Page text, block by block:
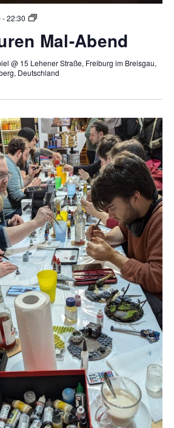
-22:30
Miniaturen
Abend
Mal-Abend
@ 15 Lehener Straße, Freiburg im Breisgau,
Deutschland